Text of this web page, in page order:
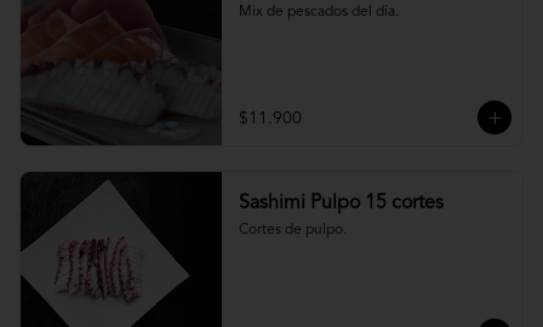
Mix de pescados del día.
$11.900
Sashimi Pulpo 15 cortes
Cortes de pulpo.